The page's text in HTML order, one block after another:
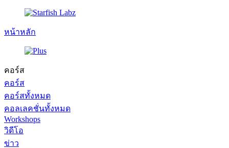
หน้าหลัก
คอร์ส
คอร์ส
คอร์สทั้งหมด
คอลเลคชั่นทั้งหมด
Workshops
วิดีโอ
ข่าว